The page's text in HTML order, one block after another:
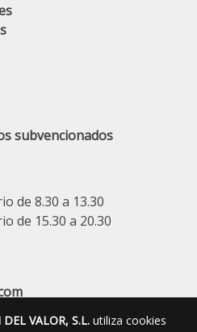
subvencionados
de 8.30 a 13.30
de 15.30 a 20.30
VALOR, S.L.utiliza cookies